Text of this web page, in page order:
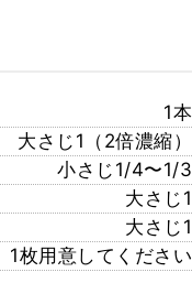
1本
大さじ1（2倍濃縮）
小さじ1/4〜1/3
大さじ1
大さじ1
1枚用意してください